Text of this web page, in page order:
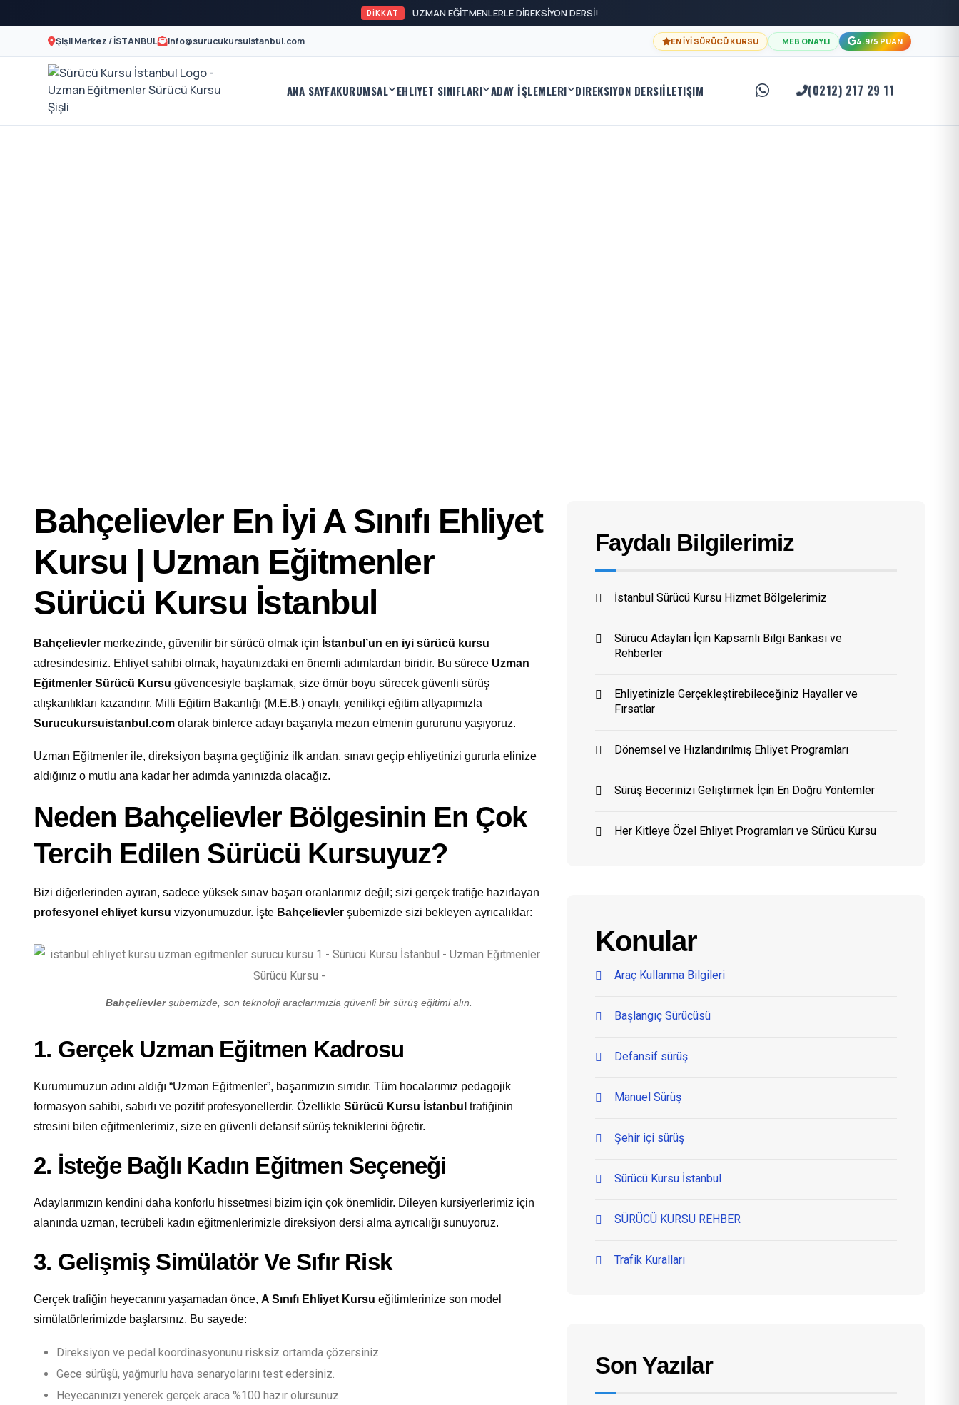
DİKKAT UZMAN EĞİTMENLERLE DİREKSİYON DERSİ!
Şişli Merkez / İSTANBUL info@surucukursuistanbul.com EN İYİ SÜRÜCÜ KURSU MEB ONAYLI 4.9/5 PUAN
Sürücü
A2
ANA SAYFAKURUMSAL EHLIYET SINIFLARI ADAY İŞLEMLERI DIREKSIYON DERSIİLETIŞIM (0212) 217 29 11
Bahçelievler En İyi A Sınıfı Ehliyet
Kursu | Uzman Eğitmenler
Sürücü Kursu İstanbul
Bahçelievler merkezinde, güvenilir bir sürücü olmak için İstanbul’un en iyi sürücü kursu
adresindesiniz. Ehliyet sahibi olmak, hayatınızdaki en önemli adımlardan biridir. Bu sürece Uzman
Eğitmenler Sürücü Kursu güvencesiyle başlamak, size ömür boyu sürecek güvenli sürüş
alışkanlıkları kazandırır. Milli Eğitim Bakanlığı (M.E.B.) onaylı, yenilikçi eğitim altyapımızla
Surucukursuistanbul.com olarak binlerce adayı başarıyla mezun etmenin gururunu yaşıyoruz.
Uzman Eğitmenler ile, direksiyon başına geçtiğiniz ilk andan, sınavı geçip ehliyetinizi gururla elinize
aldığınız o mutlu ana kadar her adımda yanınızda olacağız.
Neden Bahçelievler Bölgesinin En Çok
Tercih Edilen Sürücü Kursuyuz?
Bizi diğerlerinden ayıran, sadece yüksek sınav başarı oranlarımız değil; sizi gerçek trafiğe hazırlayan
profesyonel ehliyet kursu vizyonumuzdur. İşte Bahçelievler şubemizde sizi bekleyen ayrıcalıklar:
Bahçelievlerşubemizde, son teknoloji araçlarımızla güvenli bir sürüş eğitimi alın.
1. Gerçek Uzman Eğitmen Kadrosu
Kurumumuzun adını aldığı “Uzman Eğitmenler”, başarımızın sırrıdır. Tüm hocalarımız pedagojik
formasyon sahibi, sabırlı ve pozitif profesyonellerdir. Özellikle Sürücü Kursu İstanbul trafiğinin
stresini bilen eğitmenlerimiz, size en güvenli defansif sürüş tekniklerini öğretir.
2. İsteğe Bağlı Kadın Eğitmen Seçeneği
Adaylarımızın kendini daha konforlu hissetmesi bizim için çok önemlidir. Dileyen kursiyerlerimiz için
alanında uzman, tecrübeli kadın eğitmenlerimizle direksiyon dersi alma ayrıcalığı sunuyoruz.
3. Gelişmiş Simülatör Ve Sıfır Risk
Gerçek trafiğin heyecanını yaşamadan önce, A Sınıfı Ehliyet Kursu eğitimlerinize son model
simülatörlerimizde başlarsınız. Bu sayede:
Direksiyon ve pedal koordinasyonunu risksiz ortamda çözersiniz.
Gece sürüşü, yağmurlu hava senaryolarını test edersiniz.
Heyecanınızı yenerek gerçek araca %100 hazır olursunuz.
Faydalı Bilgilerimiz
İstanbul Sürücü Kursu Hizmet Bölgelerimiz
Sürücü Adayları İçin Kapsamlı Bilgi Bankası ve
Rehberler
Ehliyetinizle Gerçekleştirebileceğiniz Hayaller ve
Fırsatlar
Dönemsel ve Hızlandırılmış Ehliyet Programları
Sürüş Becerinizi Geliştirmek İçin En Doğru Yöntemler
Her Kitleye Özel Ehliyet Programları ve Sürücü Kursu
Konular
Araç Kullanma Bilgileri
Başlangıç Sürücüsü
Defansif sürüş
Manuel Sürüş
Şehir içi sürüş
Sürücü Kursu İstanbul
SÜRÜCÜ KURSU REHBER
Trafik Kuralları
Son Yazılar